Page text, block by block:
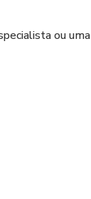
ou uma